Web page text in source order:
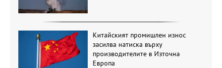
Китайският промишлен износ
засилва натиска върху
производителите в Източна
Европа